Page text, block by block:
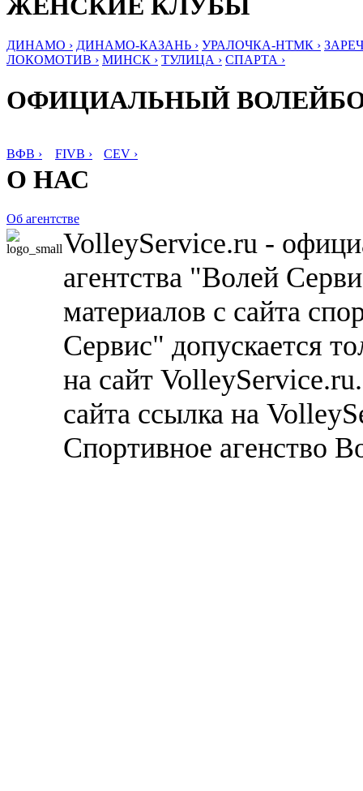
ДИНАМО › ДИНАМО-КАЗАНЬ › УРАЛОЧКА-НТМК ›
ЛОКОМОТИВ › МИНСК › ТУЛИЦА › СПАРТА ›
ОФИЦИАЛЬНЫЙ
ВФВ › FIVB › CEV ›
О НАС
Об агентстве
VolleyService.ru -
агентства "Волей
материалов с сайта
Сервис" допускается
на сайт
сайта ссылка на
Спортивное агенство